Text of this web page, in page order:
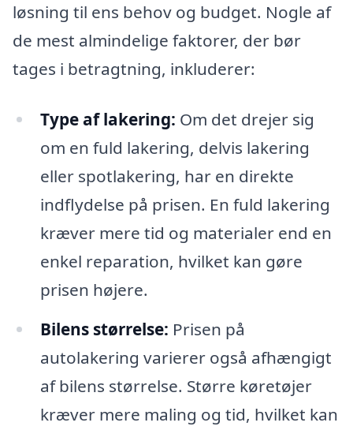
løsning til ens behov og budget. Nogle af
de mest almindelige faktorer, der bør
tages i betragtning, inkluderer:
Type af lakering: Om det drejer sig
om en fuld lakering, delvis lakering
eller spotlakering, har en direkte
indflydelse på prisen. En fuld lakering
kræver mere tid og materialer end en
enkel reparation, hvilket kan gøre
prisen højere.
Bilens størrelse: Prisen på
autolakering varierer også afhængigt
af bilens størrelse. Større køretøjer
kræver mere maling og tid, hvilket kan